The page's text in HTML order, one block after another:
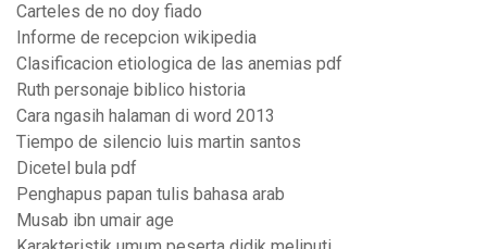
Carteles de no doy fiado
Informe de recepcion wikipedia
Clasificacion etiologica de las anemias pdf
Ruth personaje biblico historia
Cara ngasih halaman di word 2013
Tiempo de silencio luis martin santos
Dicetel bula pdf
Penghapus papan tulis bahasa arab
Musab ibn umair age